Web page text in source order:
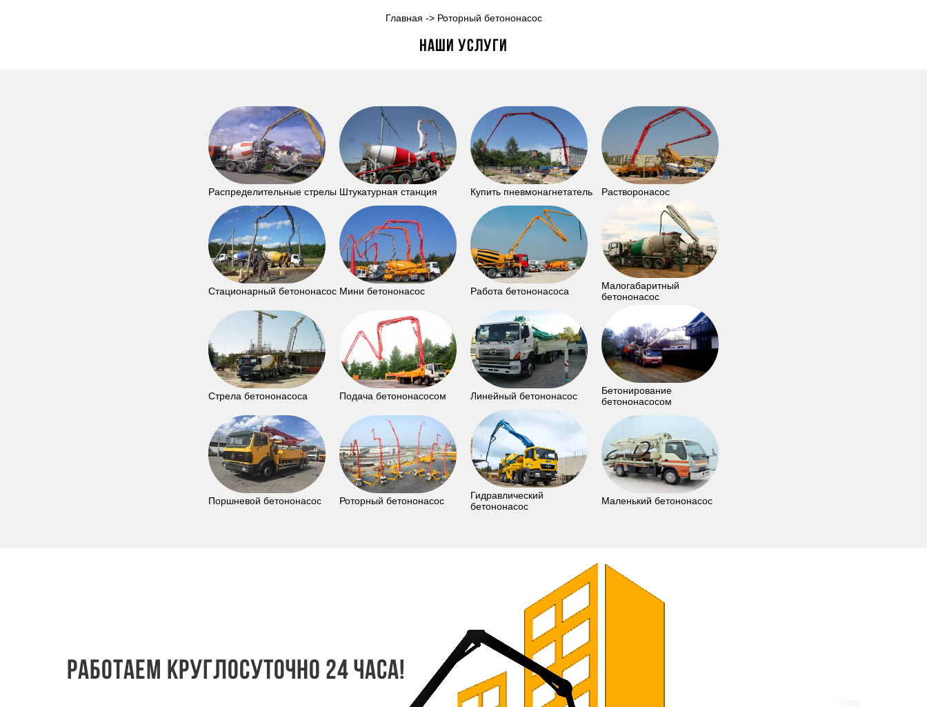
Главная -> Роторный бетононасос
Наши услуги
Распределительные стрелы Штукатурная станция Купить пневмонагнетатель Растворонасос
Стационарный бетононасос Мини бетононасос Работа бетононасоса
Малогабаритный
бетононасос
Стрела бетононасоса Подача бетононасосом Линейный бетононасос
Бетонирование
бетононасосом
Поршневой бетононасос Роторный бетононасос
Гидравлический
бетононасос
Маленький бетононасос
Работаем круглосуточно 24 часа!